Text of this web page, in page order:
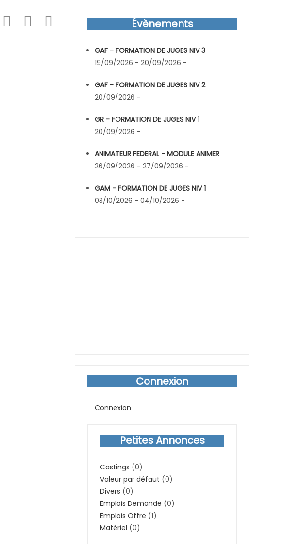
Évènements
GAF - FORMATION DE JUGES NIV 3
19/09/2026 - 20/09/2026 -
GAF - FORMATION DE JUGES NIV 2
20/09/2026 -
GR - FORMATION DE JUGES NIV 1
20/09/2026 -
ANIMATEUR FEDERAL - MODULE ANIMER
26/09/2026 - 27/09/2026 -
GAM - FORMATION DE JUGES NIV 1
03/10/2026 - 04/10/2026 -
Connexion
Connexion
Petites Annonces
Castings (0)
Valeur par défaut (0)
Divers (0)
Emplois Demande (0)
Emplois Offre (1)
Matériel (0)